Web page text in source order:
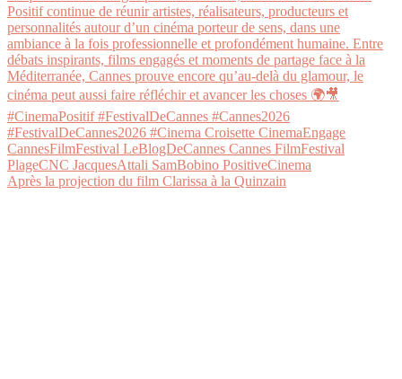
Après la projection du film Clarissa à la Quinzain